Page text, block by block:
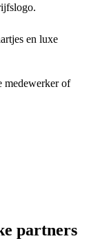
en luxe
medewerker of
partners